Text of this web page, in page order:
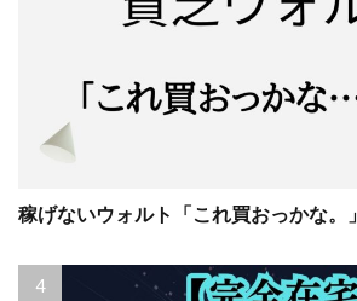
稼げないウォルト「これ買おっかな。」